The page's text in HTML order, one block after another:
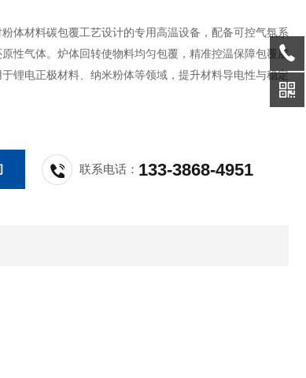
体材料碳包覆工艺设计的专用高温设备，配备可控气氛系
性气体。炉体回转使物料均匀包覆，精准控温保障包覆层
锂电正极材料、纳米粉体等领域，提升材料导电性与稳定
联系电话： 133-3868-4951